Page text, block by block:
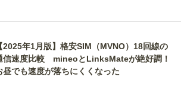
【2025年1月版】格安SIM（MVNO）18回線の
信速度比較 mineoとLinksMateが絶好調！
昼でも速度が落ちにくくなった